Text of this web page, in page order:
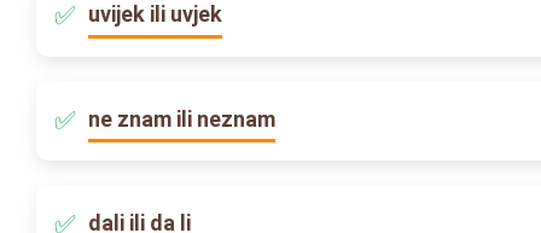
uvijek ili uvjek
ne znam ili neznam
dali ili da li